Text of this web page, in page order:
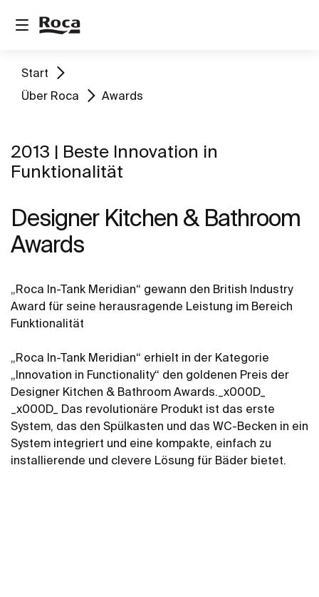
Start
Über Roca
Awards
2013 | Beste Innovation in
Funktionalität
Designer Kitchen & Bathroom
Awards
„Roca In-Tank Meridian“ gewann den British Industry
Award für seine herausragende Leistung im Bereich
Funktionalität
„Roca In-Tank Meridian“ erhielt in der Kategorie
„Innovation in Functionality“ den goldenen Preis der
Designer Kitchen & Bathroom Awards._x000D_
_x000D_ Das revolutionäre Produkt ist das erste
System, das den Spülkasten und das WC-Becken in ein
System integriert und eine kompakte, einfach zu
installierende und clevere Lösung für Bäder bietet.